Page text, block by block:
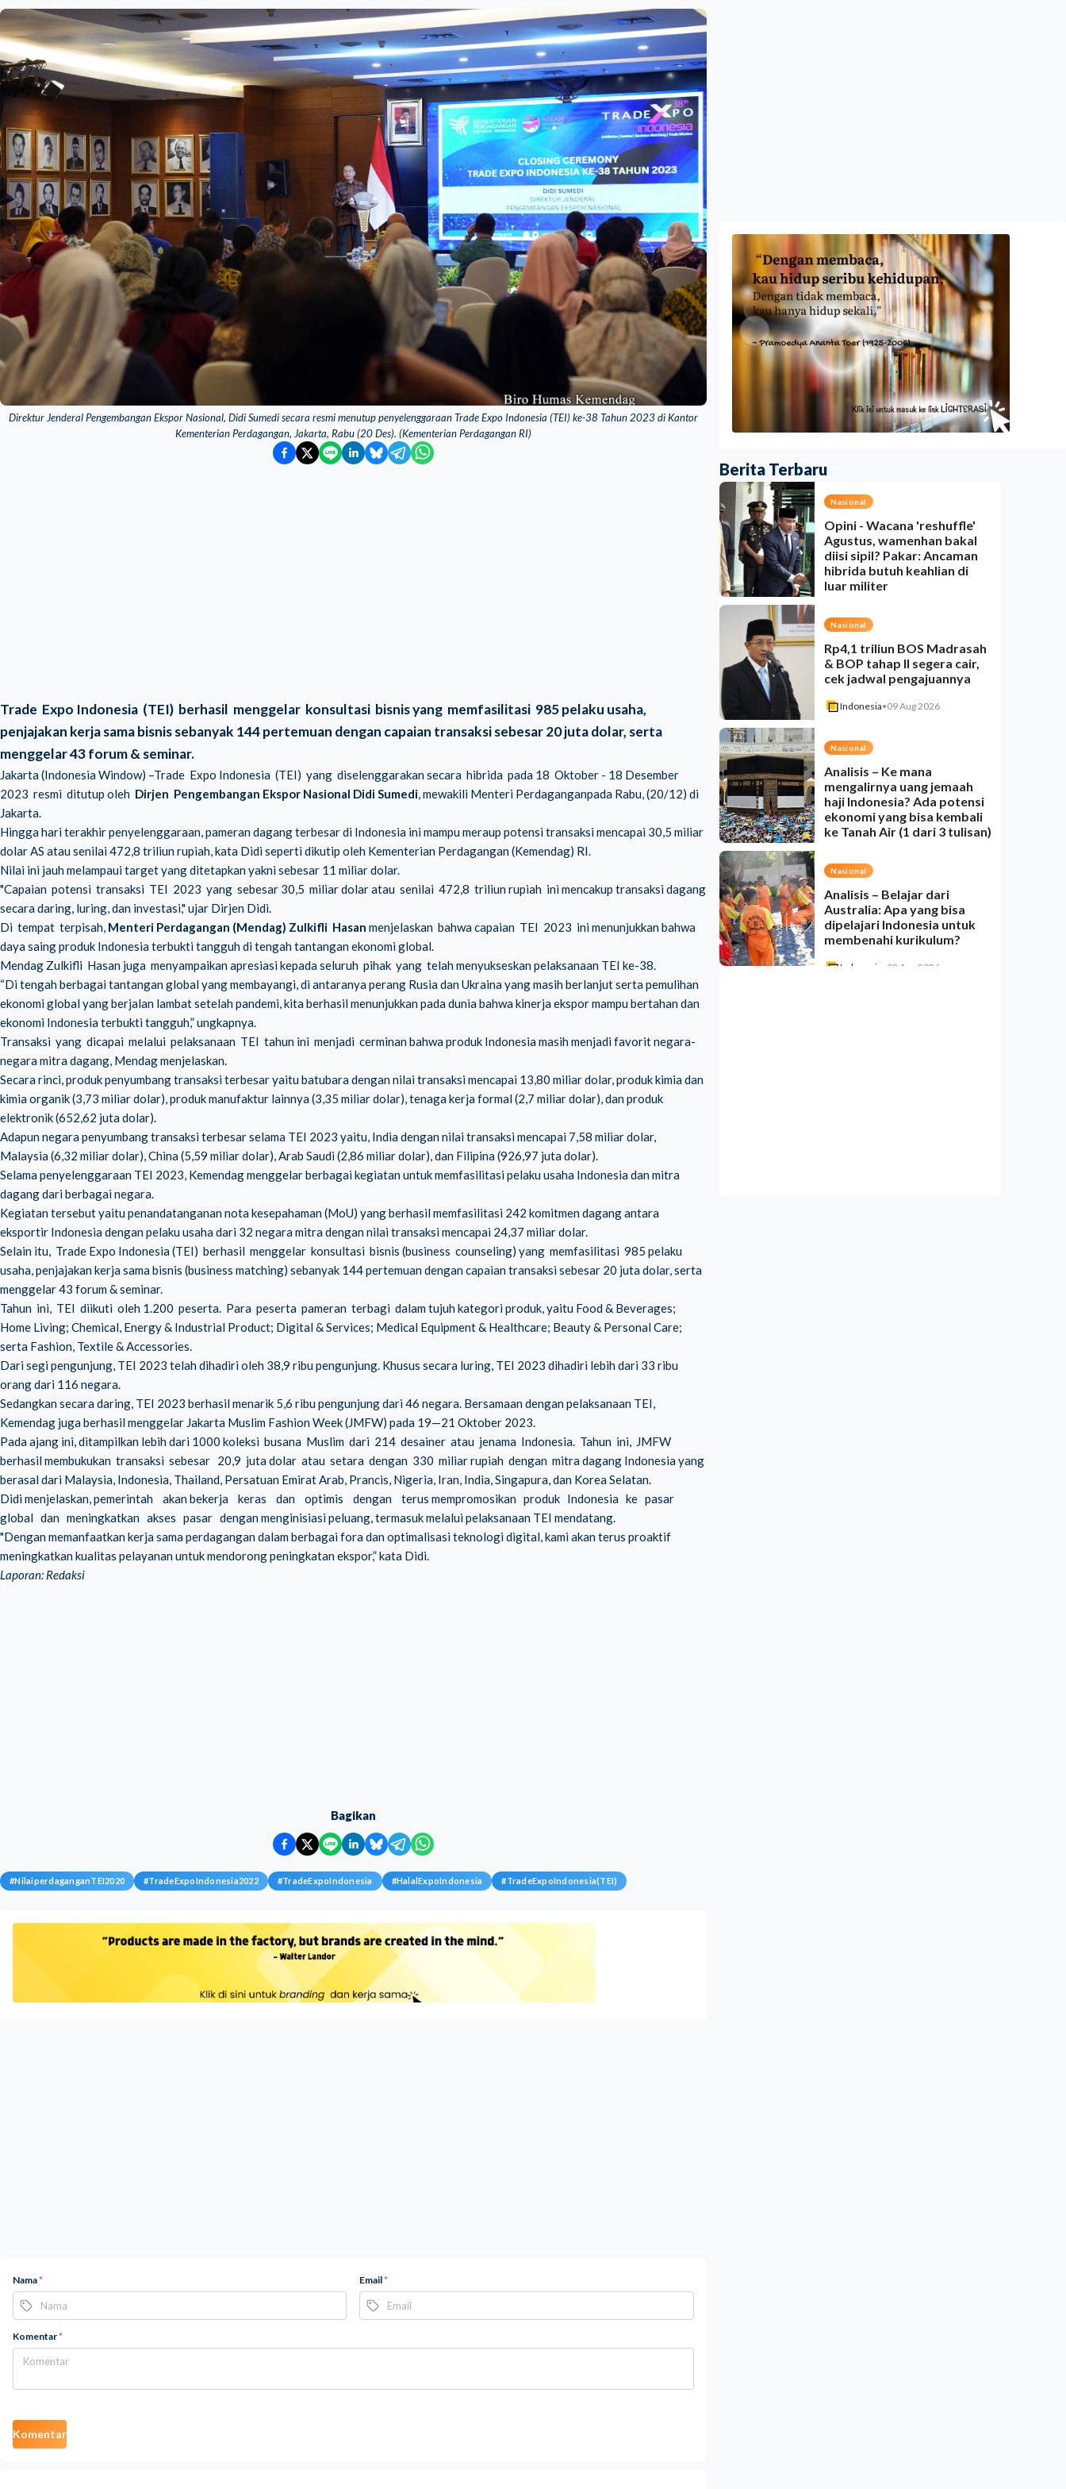
Direktur Jenderal Pengembangan Ekspor Nasional, Didi Sumedi secara resmi menutup penyelenggaraan Trade Expo Indonesia (TEI) ke-38 Tahun 2023 di Kantor
Kementerian Perdagangan, Jakarta, Rabu (20 Des). (Kementerian Perdagangan RI)
Trade Expo Indonesia (TEI) berhasil menggelar konsultasi bisnis yang memfasilitasi 985 pelaku usaha,
penjajakan kerja sama bisnis sebanyak 144 pertemuan dengan capaian transaksi sebesar 20 juta dolar, serta
menggelar 43 forum & seminar.
Jakarta (Indonesia Window) –Trade Expo Indonesia (TEI) yang diselenggarakan secara hibrida pada 18 Oktober - 18 Desember
2023 resmi ditutup oleh Dirjen Pengembangan Ekspor Nasional Didi Sumedi, mewakili Menteri Perdaganganpada Rabu, (20/12) di
Jakarta.
Hingga hari terakhir penyelenggaraan, pameran dagang terbesar di Indonesia ini mampu meraup potensi transaksi mencapai 30,5 miliar
dolar AS atau senilai 472,8 triliun rupiah, kata Didi seperti dikutip oleh Kementerian Perdagangan (Kemendag) RI.
Nilai ini jauh melampaui target yang ditetapkan yakni sebesar 11 miliar dolar.
"Capaian potensi transaksi TEI 2023 yang sebesar 30,5 miliar dolar atau senilai 472,8 triliun rupiah ini mencakup transaksi dagang
secara daring, luring, dan investasi," ujar Dirjen Didi.
Di tempat terpisah, Menteri Perdagangan (Mendag) Zulkifli Hasan menjelaskan bahwa capaian TEI 2023 ini menunjukkan bahwa
daya saing produk Indonesia terbukti tangguh di tengah tantangan ekonomi global.
Mendag Zulkifli Hasan juga menyampaikan apresiasi kepada seluruh pihak yang telah menyukseskan pelaksanaan TEI ke-38.
“Di tengah berbagai tantangan global yang membayangi, di antaranya perang Rusia dan Ukraina yang masih berlanjut serta pemulihan
ekonomi global yang berjalan lambat setelah pandemi, kita berhasil menunjukkan pada dunia bahwa kinerja ekspor mampu bertahan dan
ekonomi Indonesia terbukti tangguh,” ungkapnya.
Transaksi yang dicapai melalui pelaksanaan TEI tahun ini menjadi cerminan bahwa produk Indonesia masih menjadi favorit negara-
negara mitra dagang, Mendag menjelaskan.
Secara rinci, produk penyumbang transaksi terbesar yaitu batubara dengan nilai transaksi mencapai 13,80 miliar dolar, produk kimia dan
kimia organik (3,73 miliar dolar), produk manufaktur lainnya (3,35 miliar dolar), tenaga kerja formal (2,7 miliar dolar), dan produk
elektronik (652,62 juta dolar).
Adapun negara penyumbang transaksi terbesar selama TEI 2023 yaitu, India dengan nilai transaksi mencapai 7,58 miliar dolar,
Malaysia (6,32 miliar dolar), China (5,59 miliar dolar), Arab Saudi (2,86 miliar dolar), dan Filipina (926,97 juta dolar).
Selama penyelenggaraan TEI 2023, Kemendag menggelar berbagai kegiatan untuk memfasilitasi pelaku usaha Indonesia dan mitra
dagang dari berbagai negara.
Kegiatan tersebut yaitu penandatanganan nota kesepahaman (MoU) yang berhasil memfasilitasi 242 komitmen dagang antara
eksportir Indonesia dengan pelaku usaha dari 32 negara mitra dengan nilai transaksi mencapai 24,37 miliar dolar.
Selain itu, Trade Expo Indonesia (TEI) berhasil menggelar konsultasi bisnis (business counseling) yang memfasilitasi 985 pelaku
usaha, penjajakan kerja sama bisnis (business matching) sebanyak 144 pertemuan dengan capaian transaksi sebesar 20 juta dolar, serta
menggelar 43 forum & seminar.
Tahun ini, TEI diikuti oleh 1.200 peserta. Para peserta pameran terbagi dalam tujuh kategori produk, yaitu Food & Beverages;
Home Living; Chemical, Energy & Industrial Product; Digital & Services; Medical Equipment & Healthcare; Beauty & Personal Care;
serta Fashion, Textile & Accessories.
Dari segi pengunjung, TEI 2023 telah dihadiri oleh 38,9 ribu pengunjung. Khusus secara luring, TEI 2023 dihadiri lebih dari 33 ribu
orang dari 116 negara.
Sedangkan secara daring, TEI 2023 berhasil menarik 5,6 ribu pengunjung dari 46 negara. Bersamaan dengan pelaksanaan TEI,
Kemendag juga berhasil menggelar Jakarta Muslim Fashion Week (JMFW) pada 19—21 Oktober 2023.
Pada ajang ini, ditampilkan lebih dari 1000 koleksi busana Muslim dari 214 desainer atau jenama Indonesia. Tahun ini, JMFW
berhasil membukukan transaksi sebesar 20,9 juta dolar atau setara dengan 330 miliar rupiah dengan mitra dagang Indonesia yang
berasal dari Malaysia, Indonesia, Thailand, Persatuan Emirat Arab, Prancis, Nigeria, Iran, India, Singapura, dan Korea Selatan.
Didi menjelaskan, pemerintah akan bekerja keras dan optimis dengan terus mempromosikan produk Indonesia ke pasar
global dan meningkatkan akses pasar dengan menginisiasi peluang, termasuk melalui pelaksanaan TEI mendatang.
"Dengan memanfaatkan kerja sama perdagangan dalam berbagai fora dan optimalisasi teknologi digital, kami akan terus proaktif
meningkatkan kualitas pelayanan untuk mendorong peningkatan ekspor,” kata Didi.
Laporan: Redaksi
Bagikan
#NilaiperdaganganTEI2020 #TradeExpoIndonesia2022 #TradeExpoIndonesia #HalalExpoIndonesia #TradeExpoIndonesia(TEI)
Nama* Email*
Komentar*
Komentar
Berita Terbaru
Nasional
Opini - Wacana 'reshuffle'
Agustus, wamenhan bakal
diisi sipil? Pakar: Ancaman
hibrida butuh keahlian di
luar militer
Nasional
Rp4,1 triliun BOS Madrasah
& BOP tahap II segera cair,
cek jadwal pengajuannya
Indonesia•09 Aug 2026
Nasional
Analisis – Ke mana
mengalirnya uang jemaah
haji Indonesia? Ada potensi
ekonomi yang bisa kembali
ke Tanah Air (1 dari 3 tulisan)
Nasional
Analisis – Belajar dari
Australia: Apa yang bisa
dipelajari Indonesia untuk
membenahi kurikulum?
Indonesia 08 Aug 2026